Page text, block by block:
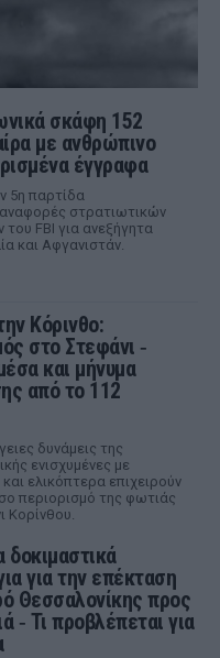
σκάφη 152
με ανθρώπινο
έγγραφα
5η παρτίδα
στρατιωτικών
FBI για ανεξήγητα
και Αφγανιστάν.
Κόρινθο:
στο Στεφάνι ‑
και μήνυμα
από το 112
δυνάμεις της
ενισχυμένες με
ελικόπτερα επιχειρούν
περιορισμό της φωτιάς
Κορίνθου.
για την επέκταση
Θεσσαλονίκης προς
‑ Τι προβλέπεται για